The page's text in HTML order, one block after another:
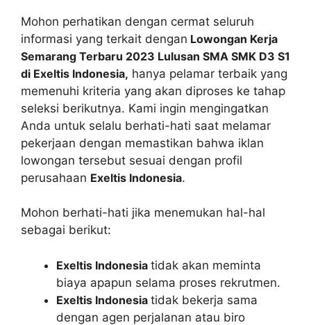
Mohon perhatikan dengan cermat seluruh
informasi yang terkait dengan Lowongan Kerja
Semarang Terbaru 2023 Lulusan SMA SMK D3 S1
di Exeltis Indonesia, hanya pelamar terbaik yang
memenuhi kriteria yang akan diproses ke tahap
seleksi berikutnya. Kami ingin mengingatkan
Anda untuk selalu berhati-hati saat melamar
pekerjaan dengan memastikan bahwa iklan
lowongan tersebut sesuai dengan profil
perusahaan Exeltis Indonesia.
Mohon berhati-hati jika menemukan hal-hal
sebagai berikut:
Exeltis Indonesia tidak akan meminta
biaya apapun selama proses rekrutmen.
Exeltis Indonesia tidak bekerja sama
dengan agen perjalanan atau biro